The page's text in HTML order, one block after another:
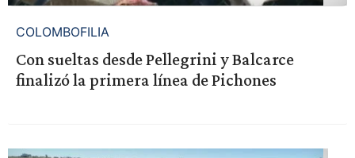
COLOMBOFILIA
Con sueltas desde Pellegrini y Balcarce
finalizó la primera línea de Pichones